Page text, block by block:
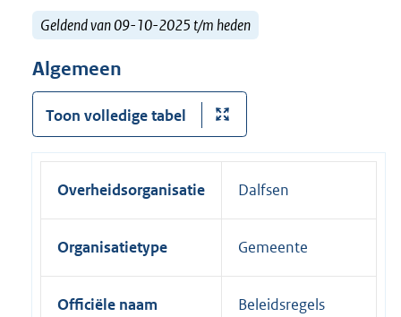
Geldend van 09-10-2025 t/m heden
Algemeen
Toon volledige tabel
Overheidsorganisatie Dalfsen
Organisatietype Gemeente
Officiële naam
Beleidsregels